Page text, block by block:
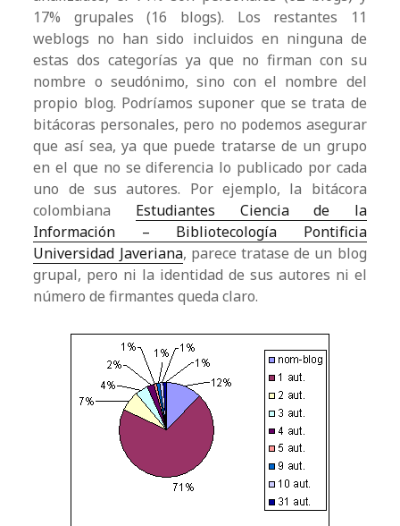
17% grupales (16 blogs). Los restantes 11
weblogs no han sido incluidos en ninguna de
estas dos categorías ya que no firman con su
nombre o seudónimo, sino con el nombre del
propio blog. Podríamos suponer que se trata de
bitácoras personales, pero no podemos asegurar
que así sea, ya que puede tratarse de un grupo
en el que no se diferencia lo publicado por cada
uno de sus autores. Por ejemplo, la bitácora
colombiana Estudiantes Ciencia de la
Información – Bibliotecología Pontificia
Universidad Javeriana, parece tratase de un blog
grupal, pero ni la identidad de sus autores ni el
número de firmantes queda claro.